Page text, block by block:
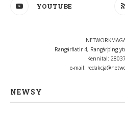
YOUTUBE
Rangárflatir 4, Rangárþing
Kennital:
e-mail:
NEWSY